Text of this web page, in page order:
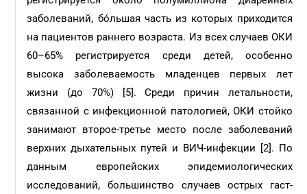
заболеваний, бóльшая часть из которых приходится
на пациентов раннего возраста. Из всех случаев ОКИ
60–65% регистрируется среди детей, особенно
высока заболеваемость младенцев первых лет
жизни (до 70%) [5]. Среди причин летальности,
связанной с инфекционной патологией, ОКИ стойко
занимают второе-третье место после заболеваний
верхних дыхательных путей и ВИЧ-инфекции [2]. По
данным европейских эпидемиологических
исследований, большинство случаев острых гаст­